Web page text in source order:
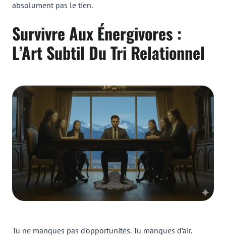
absolument pas le tien.
Survivre Aux Énergivores :
L’Art Subtil Du Tri Relationnel
Tu ne manques pas d’opportunités. Tu manques d’air.